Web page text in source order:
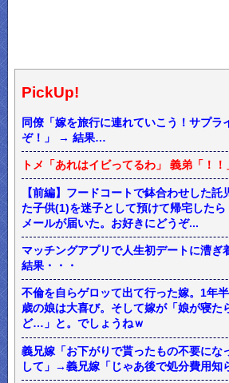
PickUp!
同僚「嫁を旅行に連れていこう！サプラ
ぞ！」 → 結果…
トメ「あれはイビってるわ」 義弟「！
【前編】フードコートで鉢合わせした
た子供(1)を迷子として預けて帰宅した
メールが届いた。お好きにどうぞ...
マッチングアプリで人生初デートに漕ぎ
結果・・・
不倫を自らゲロッて出て行った嫁。1年
歳の娘は大喜び。そして嫁が「娘が寝た
ど…」と。でしょうねｗ
義兄嫁「お下がりで貰ったもの不要にな
して」→義兄嫁「じゃあ後で処分費用知